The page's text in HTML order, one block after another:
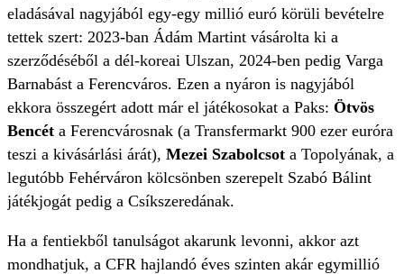
eladásával nagyjából egy-egy millió euró körüli bevételre
tettek szert: 2023-ban Ádám Martint vásárolta ki a
szerződéséből a dél-koreai Ulszan, 2024-ben pedig Varga
Barnabást a Ferencváros. Ezen a nyáron is nagyjából
ekkora összegért adott már el játékosokat a Paks: Ötvös
Bencét a Ferencvárosnak (a Transfermarkt 900 ezer euróra
teszi a kivásárlási árát), Mezei Szabolcsot a Topolyának, a
legutóbb Fehérváron kölcsönben szerepelt Szabó Bálint
játékjogát pedig a Csíkszeredának.
Ha a fentiekből tanulságot akarunk levonni, akkor azt
mondhatjuk, a CFR hajlandó éves szinten akár egymillió